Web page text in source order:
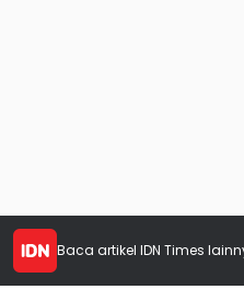
Baca artikel IDN Times